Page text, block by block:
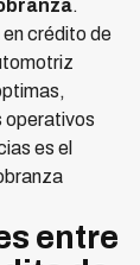
.
crédito de
operativos
es el
entre